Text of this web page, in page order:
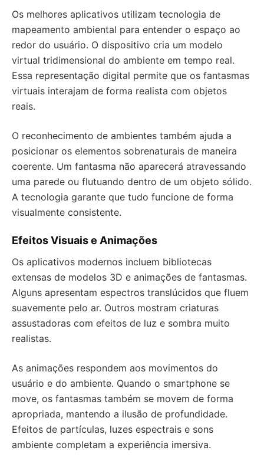
Os melhores aplicativos utilizam tecnologia de
mapeamento ambiental para entender o espaço ao
redor do usuário. O dispositivo cria um modelo
virtual tridimensional do ambiente em tempo real.
Essa representação digital permite que os fantasmas
virtuais interajam de forma realista com objetos
reais.
O reconhecimento de ambientes também ajuda a
posicionar os elementos sobrenaturais de maneira
coerente. Um fantasma não aparecerá atravessando
uma parede ou flutuando dentro de um objeto sólido.
A tecnologia garante que tudo funcione de forma
visualmente consistente.
Efeitos Visuais e Animações
Os aplicativos modernos incluem bibliotecas
extensas de modelos 3D e animações de fantasmas.
Alguns apresentam espectros translúcidos que fluem
suavemente pelo ar. Outros mostram criaturas
assustadoras com efeitos de luz e sombra muito
realistas.
As animações respondem aos movimentos do
usuário e do ambiente. Quando o smartphone se
move, os fantasmas também se movem de forma
apropriada, mantendo a ilusão de profundidade.
Efeitos de partículas, luzes espectrais e sons
ambiente completam a experiência imersiva.